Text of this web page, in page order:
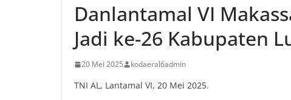
Danlantamal VI
Jadi ke-26 Kabupaten
20 Mei 2025 kodaeral6admin
TNI AL, Lantamal VI, 20 Mei 2025.